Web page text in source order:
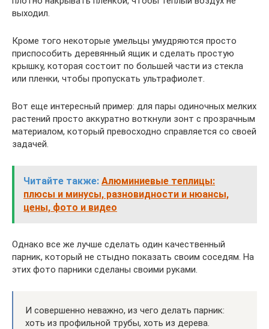
выходил.
Кроме того некоторые умельцы умудряются просто
приспособить деревянный ящик и сделать простую
крышку, которая состоит по большей части из стекла
или пленки, чтобы пропускать ультрафиолет.
Вот еще интересный пример: для пары одиночных мелких
растений просто аккуратно воткнули зонт с прозрачным
материалом, который превосходно справляется со своей
задачей.
Читайте также: Алюминиевые теплицы:
плюсы и минусы, разновидности и нюансы,
цены, фото и видео
Однако все же лучше сделать один качественный
парник, который не стыдно показать своим соседям. На
этих фото парники сделаны своими руками.
И совершенно неважно, из чего делать парник:
хоть из профильной трубы, хоть из дерева.